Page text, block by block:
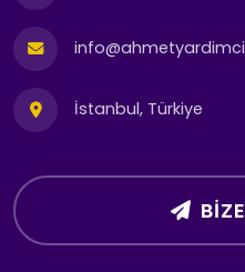
İstanbul, Türkiye